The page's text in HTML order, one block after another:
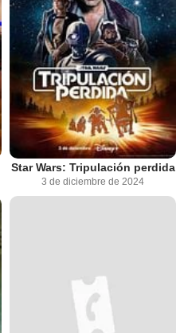
Star Wars: Tripulación perdida
3 de diciembre de 2024